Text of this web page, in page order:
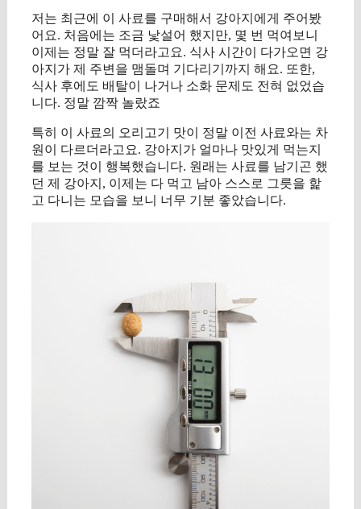
저는 최근에 이 사료를 구매해서 강아지에게 주어봤
어요. 처음에는 조금 낯설어 했지만, 몇 번 먹여보니
이제는 정말 잘 먹더라고요. 식사 시간이 다가오면 강
아지가 제 주변을 맴돌며 기다리기까지 해요. 또한,
식사 후에도 배탈이 나거나 소화 문제도 전혀 없었습
니다. 정말 깜짝 놀랐죠
특히 이 사료의 오리고기 맛이 정말 이전 사료와는 차
원이 다르더라고요. 강아지가 얼마나 맛있게 먹는지
를 보는 것이 행복했습니다. 원래는 사료를 남기곤 했
던 제 강아지, 이제는 다 먹고 남아 스스로 그릇을 핥
고 다니는 모습을 보니 너무 기분 좋았습니다.